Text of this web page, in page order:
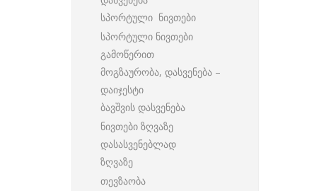
სპორტული ნივთები
სპორტული ნივთები
გამოწერით
მოგზაურობა, დასვენება –
დაიჯესტი
ბავშვის დასვენება
ნივთები ზღვაზე
დასასვენებლად
ზღვაზე
თევზაობა